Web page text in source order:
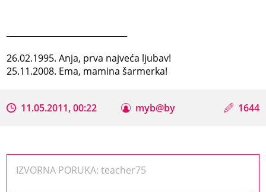
26.02.1995. Anja, prva najveća ljubav!
25.11.2008. Ema, mamina šarmerka!
11.05.2011, 00:22 myb@by 1644
IZVORNA PORUKA: teacher75